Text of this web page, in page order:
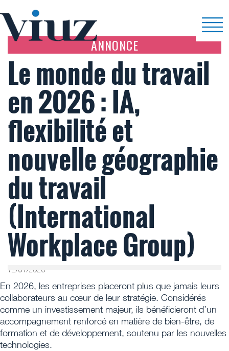
ANNONCE
Le monde du travail
en 2026 : IA,
flexibilité et
nouvelle géographie
du travail
(International
Workplace Group)
12/01/2026
En 2026, les entreprises placeront plus que jamais leurs
collaborateurs au cœur de leur stratégie. Considérés
comme un investissement majeur, ils bénéficieront d’un
accompagnement renforcé en matière de bien-être, de
formation et de développement, soutenu par les nouvelles
technologies.